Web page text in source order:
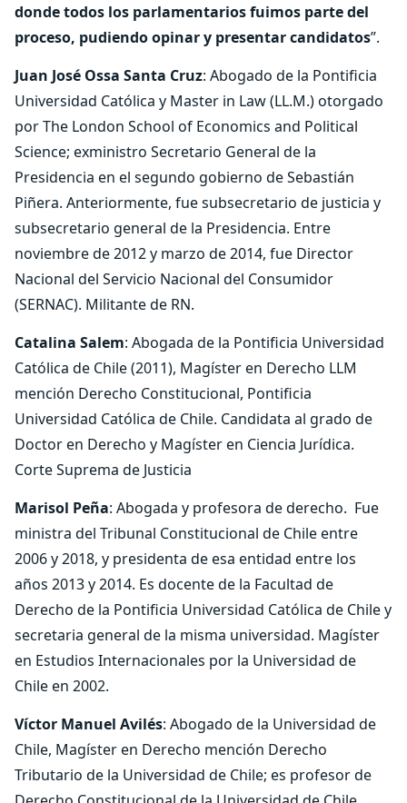
donde todos los parlamentarios fuimos parte del
proceso, pudiendo opinar y presentar candidatos”.
Juan José Ossa Santa Cruz: Abogado de la Pontificia
Universidad Católica y Master in Law (LL.M.) otorgado
por The London School of Economics and Political
Science; exministro Secretario General de la
Presidencia en el segundo gobierno de Sebastián
Piñera. Anteriormente, fue subsecretario de justicia y
subsecretario general de la Presidencia. Entre
noviembre de 2012 y marzo de 2014, fue Director
Nacional del Servicio Nacional del Consumidor
(SERNAC). Militante de RN.
Catalina Salem: Abogada de la Pontificia Universidad
Católica de Chile (2011), Magíster en Derecho LLM
mención Derecho Constitucional, Pontificia
Universidad Católica de Chile. Candidata al grado de
Doctor en Derecho y Magíster en Ciencia Jurídica.
Corte Suprema de Justicia
Marisol Peña: Abogada y profesora de derecho. Fue
ministra del Tribunal Constitucional de Chile entre
2006 y 2018, y presidenta de esa entidad entre los
años 2013 y 2014. Es docente de la Facultad de
Derecho de la Pontificia Universidad Católica de Chile y
secretaria general de la misma universidad. Magíster
en Estudios Internacionales por la Universidad de
Chile en 2002.
Víctor Manuel Avilés: Abogado de la Universidad de
Chile, Magíster en Derecho mención Derecho
Tributario de la Universidad de Chile; es profesor de